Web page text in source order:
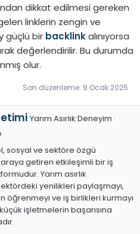
dikkat edilmesi gereken
linklerin zengin ve
güçlü bir backlinkalınıyorsa
değerlendirilir. Bu durumda
olur.
Son düzenleme: 9 Ocak 2025
Yarım Asırlık Deneyim ·
sosyal ve sektöre özgü
getiren etkileşimli bir iş
Yarım asırlık
yenilikleri paylaşmayı,
öğrenmeyi ve iş birlikleri kurmayı
işletmelerin başarısına